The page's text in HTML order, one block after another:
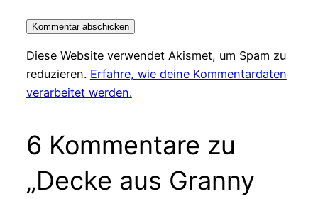
Diese Website verwendet Akismet, um Spam zu
reduzieren. Erfahre, wie deine Kommentardaten
verarbeitet werden.
6 Kommentare zu
„Decke aus Granny